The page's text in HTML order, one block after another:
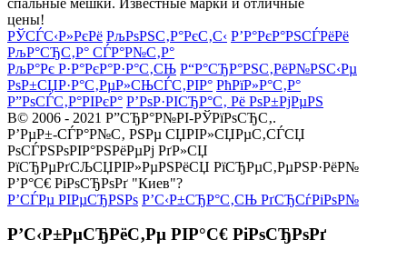
цены!
РЎСЃС‹Р»РєРё РљРѕРЅС‚Р°РєС‚С‹ Р’Р°РєР°РЅСЃРёРё
РљР°СЂС‚Р° СЃР°Р№С‚Р°
РљР°Рє Р·Р°РєР°Р·Р°С‚СЊ Р“Р°СЂР°РЅС‚РёР№РЅС‹Рµ
РѕР±СЏР·Р°С‚РµР»СЊСЃС‚РІР° РћРїР»Р°С‚Р°
Р”РѕСЃС‚Р°РІРєР° Р’РѕР·РІСЂР°С‚ Рё РѕР±РјРµРЅ
В© 2006 - 2021 Р”СЂР°Р№РІ-РЎРїРѕСЂС‚.
Р’РµР±-СЃР°Р№С‚ РЅРµ СЏРІР»СЏРµС‚СЃСЏ
РѕСЃРЅРѕРІР°РЅРёРµРј РґР»СЏ
РїСЂРµРґСЉСЏРІР»РµРЅРёСЏ РїСЂРµС‚РµРЅР·РёР№
Р’Р°С€ РіРѕСЂРѕРґ "Киев"?
Р’СЃРµ РІРµСЂРЅРѕ Р’С‹Р±СЂР°С‚СЊ РґСЂСѓРіРѕР№
Р’С‹Р±РµСЂРёС‚Рµ РІР°С€ РіРѕСЂРѕРґ